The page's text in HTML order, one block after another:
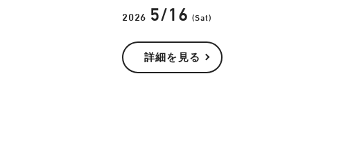
2026 5/16 (Sat)
詳細を見る